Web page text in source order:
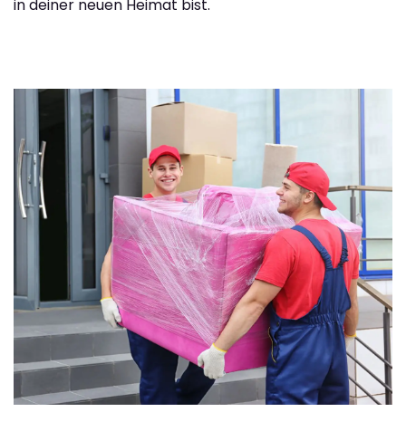
in deiner neuen Heimat bist.